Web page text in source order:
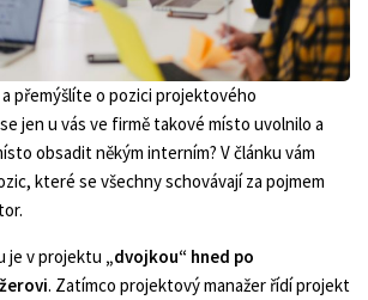
přemýšlíte o pozici projektového
jen u vás ve firmě takové místo uvolnilo a
obsadit někým interním? V článku vám
které se všechny schovávají za pojmem
je v projektu „dvojkou“ hned po
. Zatímco projektový manažer řídí projekt